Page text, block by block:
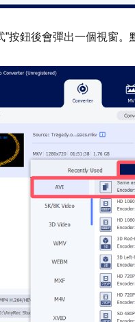
”按鈕後會彈出一個視窗